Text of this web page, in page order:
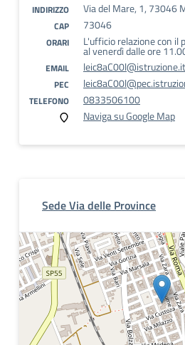
INDIRIZZO Via del Mare, 1, 73046
CAP 73046
ORARI L'ufficio relazione con il
al venerdì dalle ore
EMAIL leic8aC00l@istruzione.it
PEC
TELEFONO
0833506100
Naviga su Google Map
Sede Via delle Province